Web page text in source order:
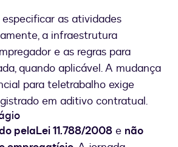
as atividades
a infraestrutura
e as regras para
quando aplicável. A mudança
para teletrabalho exige
em aditivo contratual.
pelaLei 11.788/2008 e não